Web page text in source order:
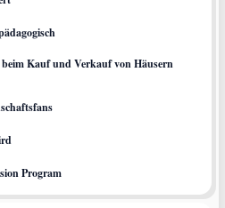
Kauf und Verkauf von Häusern
Program